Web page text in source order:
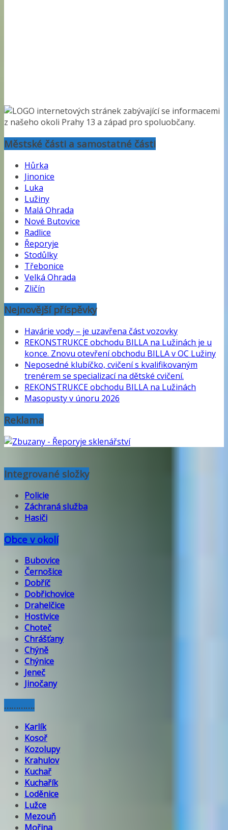
Městské části a samostatné části
Hůrka
Jinonice
Luka
Lužiny
Malá Ohrada
Nové Butovice
Radlice
Řeporyje
Stodůlky
Třebonice
Velká Ohrada
Zličín
Nejnovější příspěvky
Havárie vody – je uzavřena část vozovky
REKONSTRUKCE obchodu BILLA na Lužinách je u
konce. Znovu otevření obchodu BILLA v OC Lužiny
Neposedné klubíčko, cvičení s kvalifikovaným
trenérem se specializací na dětské cvičení.
REKONSTRUKCE obchodu BILLA na Lužinách
Masopusty v únoru 2026
Reklama
Integrované složky
Policie
Záchraná služba
Hasiči
Obce v okolí
Bubovice
Černošice
Dobříč
Dobřichovice
Drahelčice
Hostivice
Choteč
Chrášťany
Chýně
Chýnice
Jeneč
Jinočany
………….
Karlík
Kosoř
Kozolupy
Krahulov
Kuchař
Kuchařík
Loděnice
Lužce
Mezouň
Mořina